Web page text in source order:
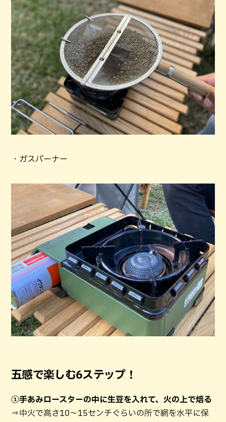
・ガスバーナー
五感で楽しむ6ステップ！
①手あみロースターの中に生豆を入れて、火の上で焙る
⇒中火で高さ10～15センチぐらいの所で網を水平に保